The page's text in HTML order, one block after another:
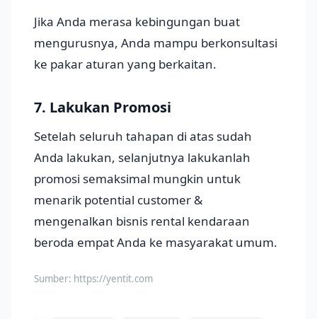
Jika Anda merasa kebingungan buat
mengurusnya, Anda mampu berkonsultasi
ke pakar aturan yang berkaitan.
7. Lakukan Promosi
Setelah seluruh tahapan di atas sudah
Anda lakukan, selanjutnya lakukanlah
promosi semaksimal mungkin untuk
menarik potential customer &
mengenalkan bisnis rental kendaraan
beroda empat Anda ke masyarakat umum.
Sumber: https://yentit.com